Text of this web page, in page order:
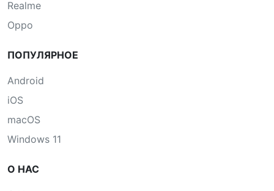
Realme
Oppo
ПОПУЛЯРНОЕ
Android
iOS
macOS
Windows 11
О НАС